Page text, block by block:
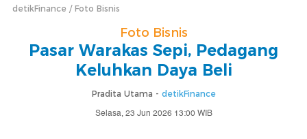
detikFinance Foto Bisnis
Foto Bisnis
Pasar Warakas Sepi, Pedagang
Keluhkan Daya Beli
Pradita Utama - detikFinance
Selasa, 23 Jun 2026 13:00 WIB